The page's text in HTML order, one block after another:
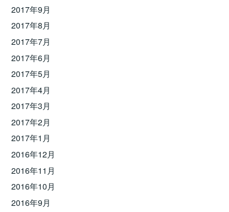
2017年9月
2017年8月
2017年7月
2017年6月
2017年5月
2017年4月
2017年3月
2017年2月
2017年1月
2016年12月
2016年11月
2016年10月
2016年9月